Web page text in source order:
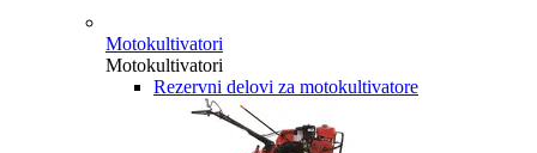
Motokultivatori
Motokultivatori
Rezervni delovi za motokultivatore